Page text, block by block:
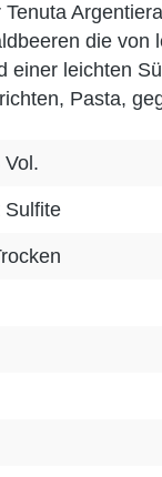
die
einer leichten
Pasta,
Vol.
Sulfite